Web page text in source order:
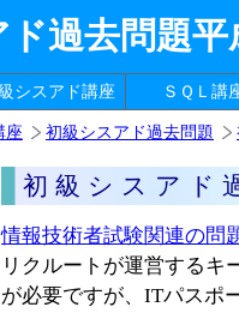
過去問題平
シスアド講座 ＳＱＬ講
座 初級シスアド過去問題
初級シスアド
情報技術者試験関連の問
リクルートが運営するキ
が必要ですが、ITパスポ